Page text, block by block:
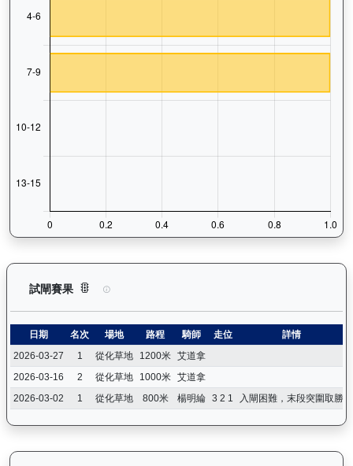
試閘賽果 煌上（L301）— 試閘賽果紀錄：查看馬匹所有
日期 名次 場地 路程 騎師 走位
詳情
2026-03-27
1 從化草地 1200米 艾道拿
2026-03-16
2 從化草地 1000米 艾道拿
2026-03-02
1 從化草地 800米 楊明綸 3 2 1 入閘困難，末段突圍取勝